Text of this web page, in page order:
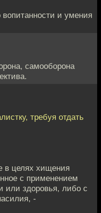
вопитанности и умения
самооборона
требуя отдать
в целях хищения
с применением
или здоровья, либо с
-